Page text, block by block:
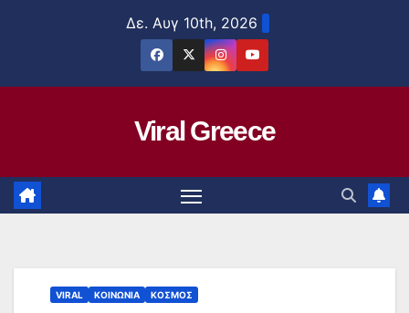
Δε. Αυγ 10th, 2026
Viral Greece
VIRAL ΚΟΙΝΩΝΙΑ ΚΟΣΜΟΣ